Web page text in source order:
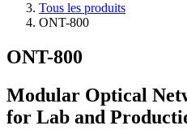
Tous les produits
ONT-800
ONT-800
Modular Optical
for Lab and